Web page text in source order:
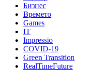
Бизнес
Времето
Games
IT
Impressio
COVID-19
Green Transition
RealTimeFuture